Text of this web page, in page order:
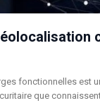
fonctionnelles est
que